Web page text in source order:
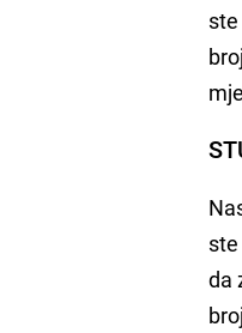
da